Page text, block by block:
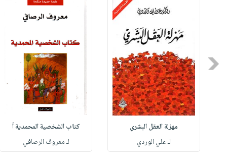
Previous
مهزلة العقل البشري
لـ علي الوردي
كتاب الشخصية المحمدية أ
لـ معروف الرصافي